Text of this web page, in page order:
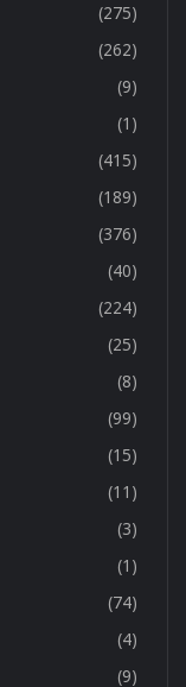
(275)
(262)
(9)
(1)
(415)
(189)
(376)
(40)
(224)
(25)
(8)
(99)
(15)
(11)
(3)
(1)
(74)
(4)
(9)